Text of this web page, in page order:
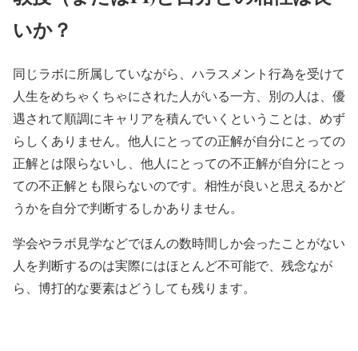
いか？
同じラボに所属していながら、ハラスメント行為を受けて
人生をめちゃくちゃにされた人がいる一方、別の人は、優
遇されて順調にキャリアを積んでいくということは、めず
らしくありません。他人にとっての正解が自分にとっての
正解とは限らないし、他人にとっての不正解が自分にとっ
ての不正解とも限らないのです。相性が良いと思えるかど
うかを自分で判断するしかありません。
学会やラボ見学などでほんの数時間しか会ったことがない
人を判断するのは実際にはほとんど不可能で、残念なが
ら、博打的な要素はどうしても残ります。